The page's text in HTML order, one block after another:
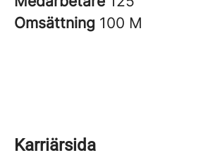
Omsättning 100 M
Karriärsida